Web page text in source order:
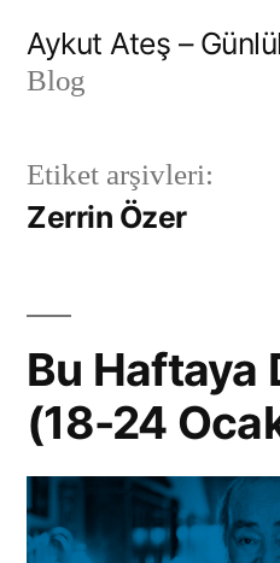
geç
Aykut Ateş –
Blog
Etiket arşivleri:
Zerrin Özer
Bu Haftaya
(18-24